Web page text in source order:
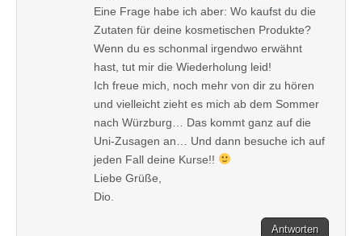
Eine Frage habe ich aber: Wo kaufst du die
Zutaten für deine kosmetischen Produkte?
Wenn du es schonmal irgendwo erwähnt
hast, tut mir die Wiederholung leid!
Ich freue mich, noch mehr von dir zu hören
und vielleicht zieht es mich ab dem Sommer
nach Würzburg… Das kommt ganz auf die
Uni-Zusagen an… Und dann besuche ich auf
jeden Fall deine Kurse!!
Liebe Grüße,
Dio.
Antworten